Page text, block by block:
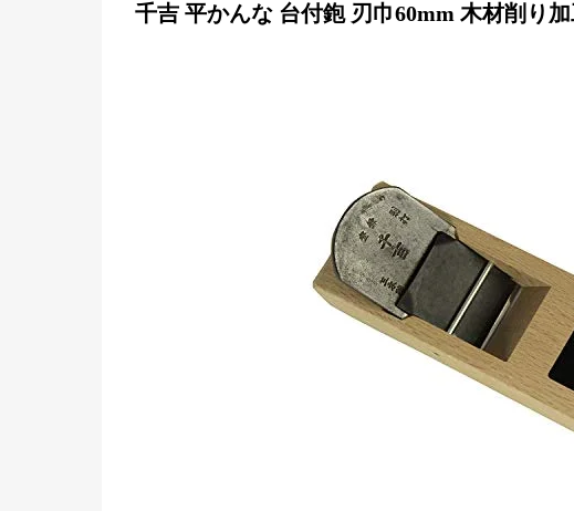
千吉 平かんな 台付鉋 刃巾60mm 木材削り